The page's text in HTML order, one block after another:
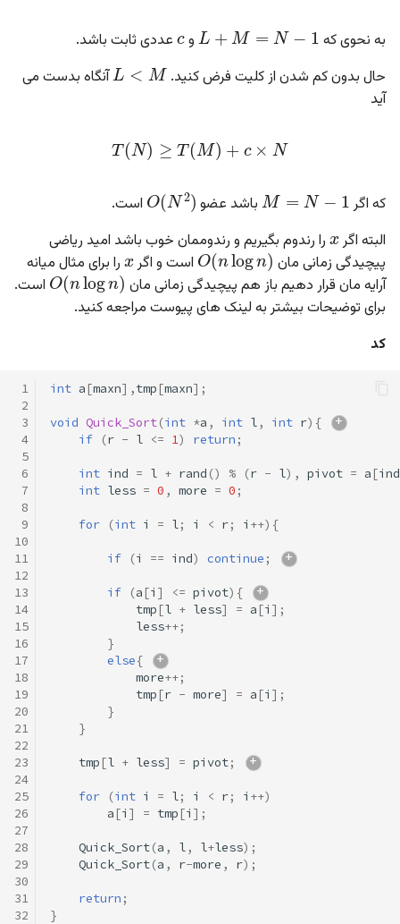
به نحوی که و عددی ثابت باشد.
حال بدون کم شدن از کلیت فرض کنید.
< M
آنگاه بدست می
آید
T(N )≥T(M)+c×N
که اگر باشد عضو O(N2
است.
البته اگر
را رندوم بگیریم و رندوممان خوب باشد امید ریاضی
پیچیدگی زمانی مان
O(nlogn)
است و اگر
x
را برای مثال میانه
آرایه مان قرار دهیم باز هم پیچیدگی زمانی مان
O(nlogn)
است.
برای توضیحات بیشتر به لینک های پیوست مراجعه کنید.
کد
1
2
3
4
5
6
7
8
9
10
11
12
13
14
15
16
17
18
19
20
21
22
23
24
25
26
27
28
29
30
31
32
int a [maxn],tmp [maxn];
void Quick_Sort(int *a , int l, int r){
if
(r - l <= 1) return ;
int ind = l + rand () % (r - l), pivot = a [ind
int less = 0 , more = 0 ;
for (int i = l; i < r; i ++){
if (i == ind) continue ;
if (a [i ] <= pivot){
tmp [l + less] = a [i ];
less++;
}
else{
more++;
tmp [r - more] = a [i ];
}
}
tmp [l + less] = pivot;
for (int i = l; i < r; i ++)
a [i ] = tmp [i ];
Quick_Sort(a , l, l+less);
Quick_Sort(a , r-more , r);
return ;
}